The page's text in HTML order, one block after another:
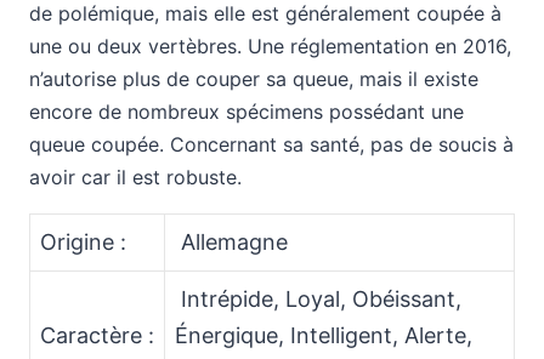
de polémique, mais elle est généralement coupée à
une ou deux vertèbres. Une réglementation en 2016,
n’autorise plus de couper sa queue, mais il existe
encore de nombreux spécimens possédant une
queue coupée. Concernant sa santé, pas de soucis à
avoir car il est robuste.
Origine : Allemagne
Caractère :
Intrépide, Loyal, Obéissant,
Énergique, Intelligent, Alerte,